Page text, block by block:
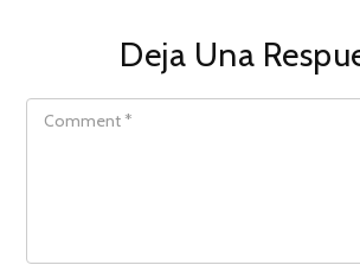
Deja Una
COMMENT